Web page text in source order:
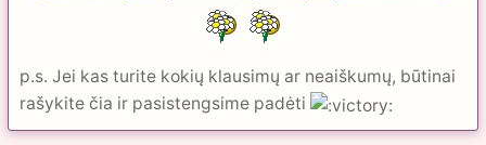
p.s. Jei kas turite kokių klausimų ar neaiškumų, būtinai
rašykite čia ir pasistengsime padėti